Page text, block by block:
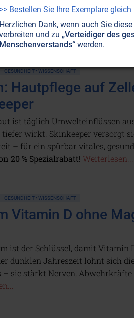
Pflanzen von der
warnen vehement und
Weiterlesen...
GESUNDHEIT • WISSENSCHAFT
Hautpflege auf
ist täglich Umwelteinflüssen
tiefer wirkt. Skinkeeper versorgt
– für ein spürbar vitales,
20 % Spezialrabatt! Weiterlesen...
GESUNDHEIT • WISSENSCHAFT
Vitamin D ohne
ist der Schlüssel, damit Vitamin
dunklen Jahreszeit lohnt sich
– sie stärkt Nerven, Abwehrkräfte
>> Bestellen Sie Ihre Exemplare gleich
Herzlichen Dank, wenn auch Sie
verbreiten und zu „Verteidiger des
Menschenverstands“werden.